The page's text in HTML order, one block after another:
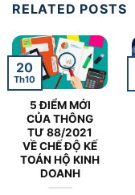
RELATED POSTS
5 ĐIỂM MỚI
CỦA THÔNG
TƯ 88/2021
VỀ CHẾ ĐỘ KẾ
TOÁN HỘ KINH
DOANH
20
Th10